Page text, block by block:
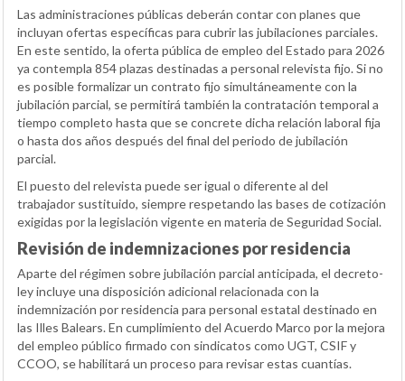
Las administraciones públicas deberán contar con planes que
incluyan ofertas específicas para cubrir las jubilaciones parciales.
En este sentido, la oferta pública de empleo del Estado para 2026
ya contempla 854 plazas destinadas a personal relevista fijo. Si no
es posible formalizar un contrato fijo simultáneamente con la
jubilación parcial, se permitirá también la contratación temporal a
tiempo completo hasta que se concrete dicha relación laboral fija
o hasta dos años después del final del periodo de jubilación
parcial.
El puesto del relevista puede ser igual o diferente al del
trabajador sustituido, siempre respetando las bases de cotización
exigidas por la legislación vigente en materia de Seguridad Social.
Revisión de indemnizaciones por residencia
Aparte del régimen sobre jubilación parcial anticipada, el decreto-
ley incluye una disposición adicional relacionada con la
indemnización por residencia para personal estatal destinado en
las Illes Balears. En cumplimiento del Acuerdo Marco por la mejora
del empleo público firmado con sindicatos como UGT, CSIF y
CCOO, se habilitará un proceso para revisar estas cuantías.